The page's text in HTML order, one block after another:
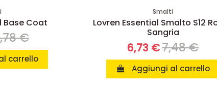
Base Coat
€
carrello
Smalti
Lovren Essential Smalto S12
Sangria
6,73 €7,48 €
Aggiungi al carrello